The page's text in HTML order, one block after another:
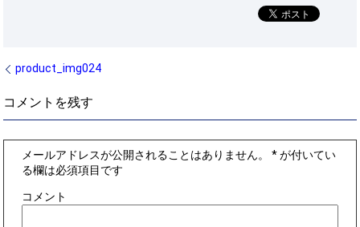
product_img024
コメントを残す
メールアドレスが公開されることはありません。 *が付いてい
る欄は必須項目です
コメント